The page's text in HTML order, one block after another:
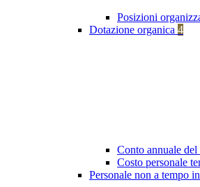
Posizioni
Dotazione organica 4
Conto annuale del
Costo personale
Personale non a tempo